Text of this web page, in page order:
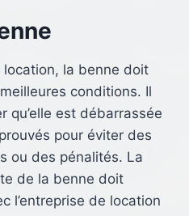
la benne doit
conditions. Il
qu’elle est débarrassée
pour éviter des
ou des pénalités. La
de la benne doit
l’entreprise de location